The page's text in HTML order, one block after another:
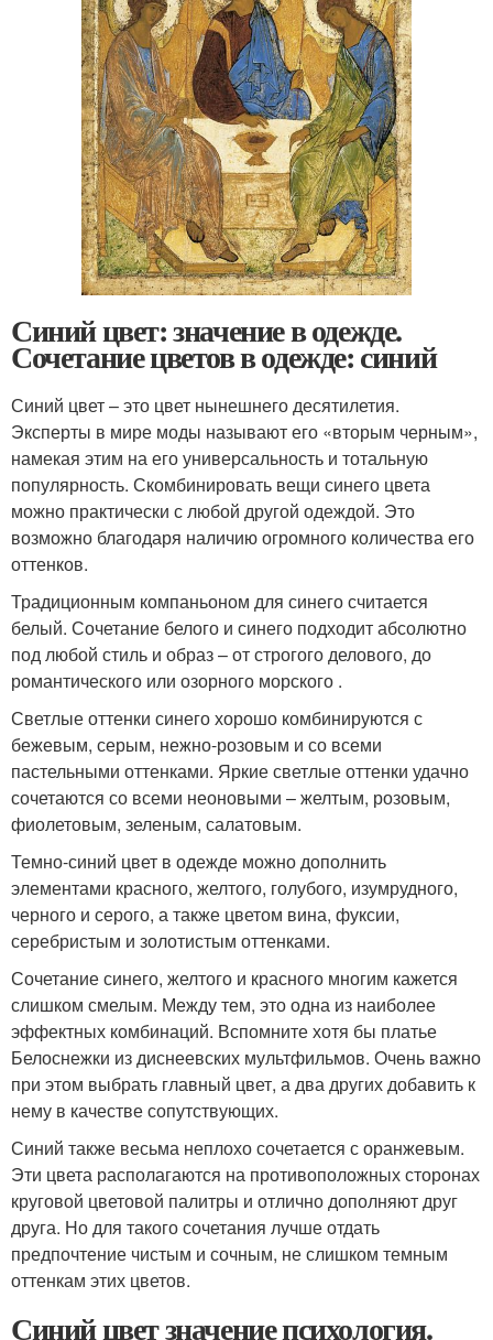
Синий цвет: значение в одежде.
Сочетание цветов в одежде: синий
Синий цвет – это цвет нынешнего десятилетия.
Эксперты в мире моды называют его «вторым черным»,
намекая этим на его универсальность и тотальную
популярность. Скомбинировать вещи синего цвета
можно практически с любой другой одеждой. Это
возможно благодаря наличию огромного количества его
оттенков.
Традиционным компаньоном для синего считается
белый. Сочетание белого и синего подходит абсолютно
под любой стиль и образ – от строгого делового, до
романтического или озорного морского .
Светлые оттенки синего хорошо комбинируются с
бежевым, серым, нежно-розовым и со всеми
пастельными оттенками. Яркие светлые оттенки удачно
сочетаются со всеми неоновыми – желтым, розовым,
фиолетовым, зеленым, салатовым.
Темно-синий цвет в одежде можно дополнить
элементами красного, желтого, голубого, изумрудного,
черного и серого, а также цветом вина, фуксии,
серебристым и золотистым оттенками.
Сочетание синего, желтого и красного многим кажется
слишком смелым. Между тем, это одна из наиболее
эффектных комбинаций. Вспомните хотя бы платье
Белоснежки из диснеевских мультфильмов. Очень важно
при этом выбрать главный цвет, а два других добавить к
нему в качестве сопутствующих.
Синий также весьма неплохо сочетается с оранжевым.
Эти цвета располагаются на противоположных сторонах
круговой цветовой палитры и отлично дополняют друг
друга. Но для такого сочетания лучше отдать
предпочтение чистым и сочным, не слишком темным
оттенкам этих цветов.
Синий цвет значение психология.